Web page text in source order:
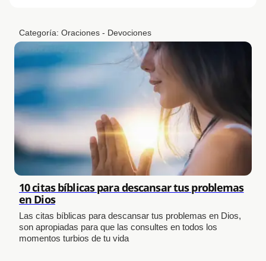
Categoría: Oraciones - Devociones
10 citas bíblicas para descansar tus problemas
en Dios
Las citas bíblicas para descansar tus problemas en Dios,
son apropiadas para que las consultes en todos los
momentos turbios de tu vida